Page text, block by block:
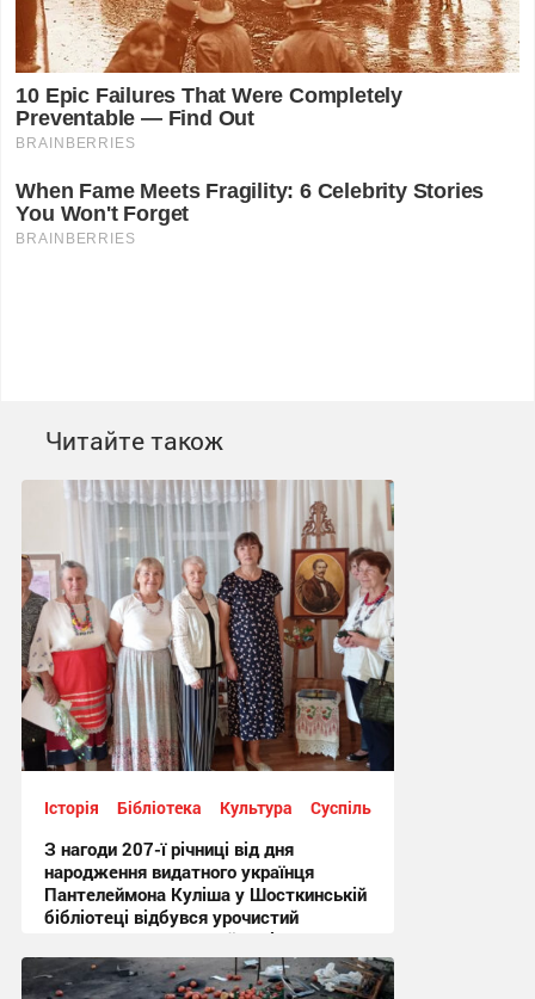
Читайте також
Історія Бібліотека Культура Суспільство
З нагоди 207-ї річниці від дня
народження видатного українця
Пантелеймона Куліша у Шосткинській
бібліотеці відбувся урочистий
культурно-мистецький захід + Фото
12:44 вчора